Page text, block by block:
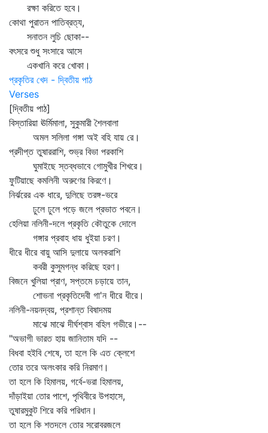
রক্ষা করিতে হবে।
কোথা পুরাতন পাতিব্রত্য,
সনাতন লুচি ছোকা--
বৎসরে শুধু সংসারে আসে
একখানি করে খোকা।
প্রকৃতির খেদ - দ্বিতীয় পাঠ
Verses
[দ্বিতীয় পাঠ]
বিস্তারিয়া ঊর্মিমালা, সুকুমারী শৈলবালা
অমল সলিলা গঙ্গা অই বহি যায় রে।
প্রদীপ্ত তুষাররাশি, শুভ্র বিভা পরকাশি
ঘুমাইছে স্তব্ধভাবে গোমুখীর শিখরে।
ফুটিয়াছে কমলিনী অরুণের কিরণে।
নির্ঝরের এক ধারে, দুলিছে তরঙ্গ-ভরে
ঢুলে ঢুলে পড়ে জলে প্রভাত পবনে।
হেলিয়া নলিনী-দলে প্রকৃতি কৌতুকে দোলে
গঙ্গার প্রবাহ ধায় ধুইয়া চরণ।
ধীরে ধীরে বায়ু আসি দুলায়ে অলকরাশি
কবরী কুসুমগন্ধ করিছে হরণ।
বিজনে খুলিয়া প্রাণ, সপ্তমে চড়ায়ে তান,
শোভনা প্রকৃতিদেবী গা'ন ধীরে ধীরে।
নলিনী-নয়নদ্বয়, প্রশান্ত বিষাদময়
মাঝে মাঝে দীর্ঘশ্বাস বহিল গভীরে।--
"অভাগী ভারত হায় জানিতাম যদি --
বিধবা হইবি শেষে, তা হলে কি এত ক্লেশে
তোর তরে অলংকার করি নিরমাণ।
তা হলে কি হিমালয়, গর্বে-ভরা হিমালয়,
দাঁড়াইয়া তোর পাশে, পৃথিবীরে উপহাসে,
তুষারমুকুট শিরে করি পরিধান।
তা হলে কি শতদলে তোর সরোবরজলে